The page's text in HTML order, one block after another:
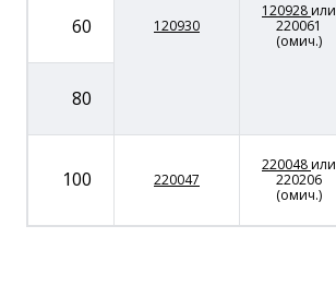
120930
120928 или
220061
(омич.)
60
80
100 220047
220048или
220206
(омич.)